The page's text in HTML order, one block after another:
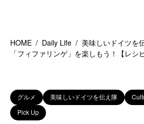
地域別ガイド
グ
観光ガイド
HOME / Daily Life / 美味しいドイツを
「フィファリンゲ」を楽しもう！【レシ
グルメ 美味しいドイツを伝え隊
Pick Up